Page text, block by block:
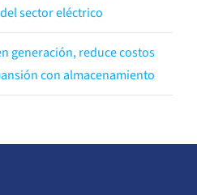
sector eléctrico
generación, reduce costos
con almacenamiento